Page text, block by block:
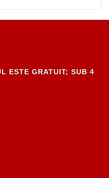
ESTE GRATUIT; SUB 4